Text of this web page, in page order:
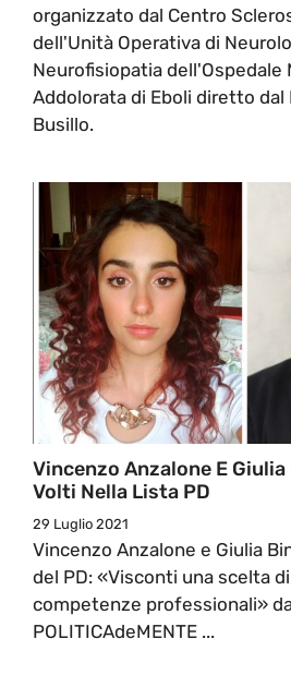
organizzato dal Centro
dell'Unità Operativa di
Neurofisiopatia dell'Ospedale
Addolorata di Eboli diretto
Busillo.
Vincenzo Anzalone E
Volti Nella Lista PD
29 Luglio 2021
Vincenzo Anzalone e Giulia
del PD: «Visconti una scelta
competenze professionali»
POLITICAdeMENTE ...